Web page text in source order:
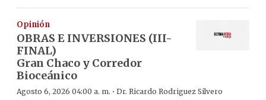
Opinión
OBRAS E INVERSIONES (III-
FINAL)
Gran Chaco y Corredor
Bioceánico
Agosto 6, 2026 04:00 a. m. · Dr. Ricardo Rodriguez Silvero